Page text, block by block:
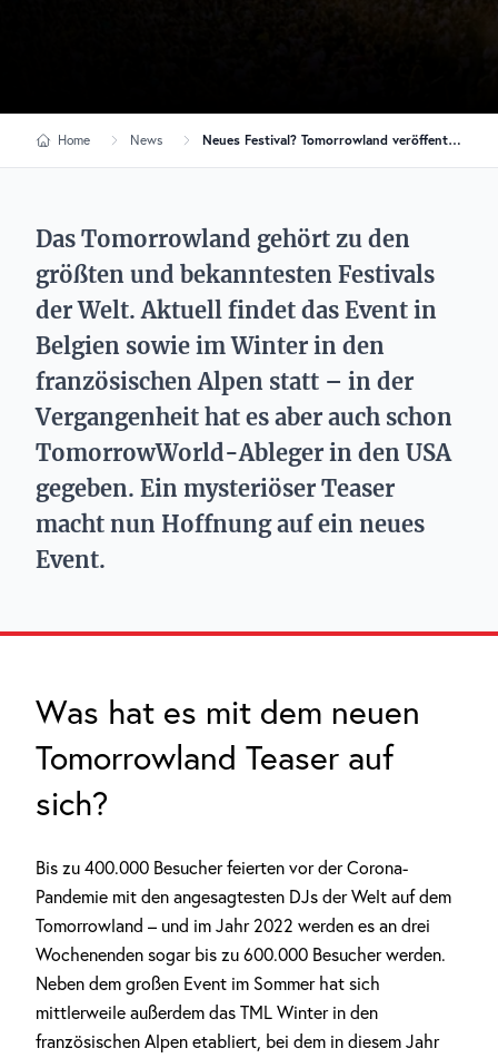
Home News Neues Festival? Tomorrowland veröffentlicht mysteriösen Teaser
Das Tomorrowland gehört zu den
größten und bekanntesten Festivals
der Welt. Aktuell findet das Event in
Belgien sowie im Winter in den
französischen Alpen statt – in der
Vergangenheit hat es aber auch schon
TomorrowWorld-Ableger in den USA
gegeben. Ein mysteriöser Teaser
macht nun Hoffnung auf ein neues
Event.
Was hat es mit dem neuen
Tomorrowland Teaser auf
sich?
Bis zu 400.000 Besucher feierten vor der Corona-
Pandemie mit den angesagtesten DJs der Welt auf dem
Tomorrowland – und im Jahr 2022 werden es an drei
Wochenenden sogar bis zu 600.000 Besucher werden.
Neben dem großen Event im Sommer hat sich
mittlerweile außerdem das TML Winter in den
französischen Alpen etabliert, bei dem in diesem Jahr